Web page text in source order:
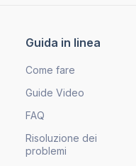
Guida in linea
Come fare
Guide Video
FAQ
Risoluzione dei
problemi